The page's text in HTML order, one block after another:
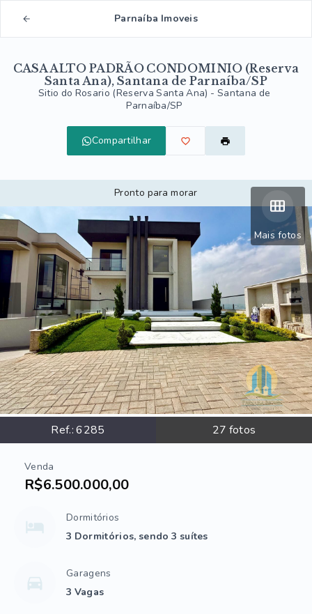
Parnaíba Imoveis
CASA ALTO PADRÃO CONDOMINIO (Reserva
Santa Ana), Santana de Parnaíba/SP
Sitio do Rosario (Reserva Santa Ana) - Santana de
Parnaíba/SP
Compartilhar
Mais fotos
Ref.:6285 27 fotos
Pronto para morar
Venda
R$6.500.000,00
Dormitórios
3 Dormitórios, sendo 3 suítes
Garagens
3 Vagas